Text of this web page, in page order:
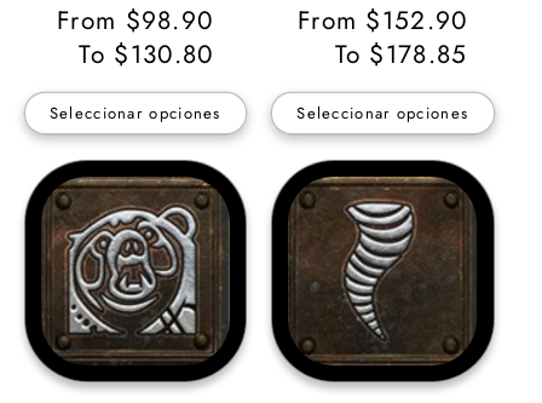
Precio
habitual
From $98.90
To $130.80
Seleccionar opciones
Precio
habitual
From $152.90
To $178.85
Seleccionar opciones